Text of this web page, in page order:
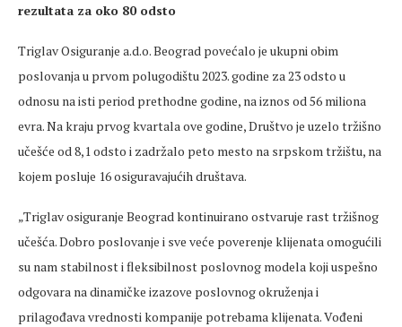
rezultata za oko 80 odsto
Triglav Osiguranje a.d.o. Beograd povećalo je ukupni obim
poslovanja u prvom polugodištu 2023. godine za 23 odsto u
odnosu na isti period prethodne godine, na iznos od 56 miliona
evra. Na kraju prvog kvartala ove godine, Društvo je uzelo tržišno
učešće od 8,1 odsto i zadržalo peto mesto na srpskom tržištu, na
kojem posluje 16 osiguravajućih društava.
„Triglav osiguranje Beograd kontinuirano ostvaruje rast tržišnog
učešća. Dobro poslovanje i sve veće poverenje klijenata omogućili
su nam stabilnost i fleksibilnost poslovnog modela koji uspešno
odgovara na dinamičke izazove poslovnog okruženja i
prilagođava vrednosti kompanije potrebama klijenata. Vođeni